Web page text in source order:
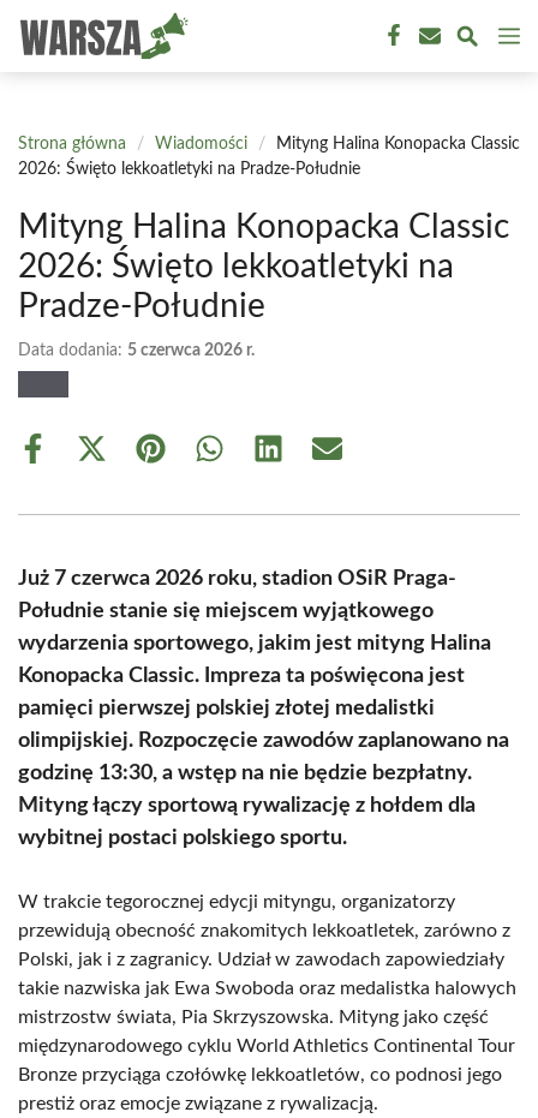
treści
Strona główna / Wiadomości /
Mityng Halina Konopacka Classic
2026: Święto lekkoatletyki na Pradze-Południe
Mityng Halina Konopacka Classic
2026: Święto lekkoatletyki na
Pradze-Południe
Data dodania: 5 czerwca 2026 r.
Share
Share
(Twitter)
Share Share Share Share
Już 7 czerwca 2026 roku, stadion OSiR Praga-
Południe stanie się miejscem wyjątkowego
wydarzenia sportowego, jakim jest mityng Halina
Konopacka Classic. Impreza ta poświęcona jest
pamięci pierwszej polskiej złotej medalistki
olimpijskiej. Rozpoczęcie zawodów zaplanowano na
godzinę 13:30, a wstęp na nie będzie bezpłatny.
Mityng łączy sportową rywalizację z hołdem dla
wybitnej postaci polskiego sportu.
W trakcie tegorocznej edycji mityngu, organizatorzy
przewidują obecność znakomitych lekkoatletek, zarówno z
Polski, jak i z zagranicy. Udział w zawodach zapowiedziały
takie nazwiska jak Ewa Swoboda oraz medalistka halowych
mistrzostw świata, Pia Skrzyszowska. Mityng jako część
międzynarodowego cyklu World Athletics Continental Tour
Bronze przyciąga czołówkę lekkoatletów, co podnosi jego
prestiż oraz emocje związane z rywalizacją.